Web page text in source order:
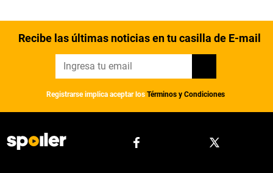
Recibe las últimas noticias en tu casilla de E-mail
Registrarse implica aceptar los Términos y Condiciones